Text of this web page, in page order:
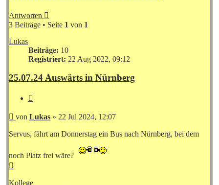
Antworten
3 Beiträge • Seite 1 von 1
Lukas
Beiträge: 10
Registriert: 22 Aug 2022, 09:12
25.07.24 Auswärts in Nürnberg
Beitrag
von Lukas » 22 Jul 2024, 12:07
Servus, fährt am Donnerstag ein Bus nach Nürnberg, bei dem
noch Platz frei wäre?
Kollege